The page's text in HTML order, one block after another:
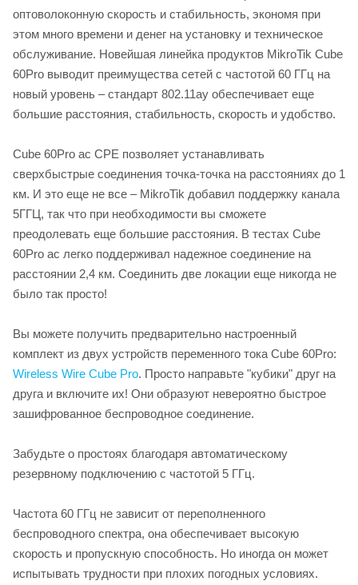
оптоволоконную скорость и стабильность, экономя при
этом много времени и денег на установку и техническое
обслуживание. Новейшая линейка продуктов MikroTik Cube
60Pro выводит преимущества сетей с частотой 60 ГГц на
новый уровень – стандарт 802.11ay обеспечивает еще
большие расстояния, стабильность, скорость и удобство.
Cube 60Pro ac CPE позволяет устанавливать
сверхбыстрые соединения точка-точка на расстояниях до 1
км. И это еще не все – MikroTik добавил поддержку канала
5ГГЦ, так что при необходимости вы сможете
преодолевать еще большие расстояния. В тестах Cube
60Pro ac легко поддерживал надежное соединение на
расстоянии 2,4 км. Соединить две локации еще никогда не
было так просто!
Вы можете получить предварительно настроенный
комплект из двух устройств переменного тока Cube 60Pro:
Wireless Wire Cube Pro. Просто направьте "кубики" друг на
друга и включите их! Они образуют невероятно быстрое
зашифрованное беспроводное соединение.
Забудьте о простоях благодаря автоматическому
резервному подключению с частотой 5 ГГц.
Частота 60 ГГц не зависит от переполненного
беспроводного спектра, она обеспечивает высокую
скорость и пропускную способность. Но иногда он может
испытывать трудности при плохих погодных условиях.